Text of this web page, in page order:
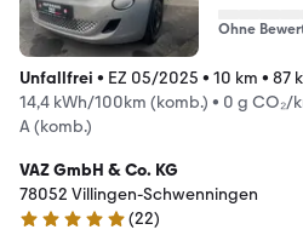
Ohne
Unfallfrei • EZ 05/2025 • 10 km • 87
14,4 kWh/100km (komb.) • 0 g CO₂/
A (komb.)
VAZ GmbH & Co. KG
78052 Villingen-Schwenningen
5 Sterne
(22)